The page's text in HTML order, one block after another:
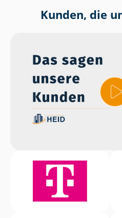
Kunden, die